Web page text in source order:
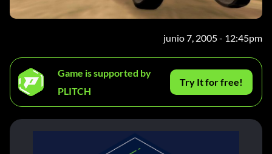
junio 7, 2005 - 12:45pm
Game is supported by
PLITCH
Try It for free!